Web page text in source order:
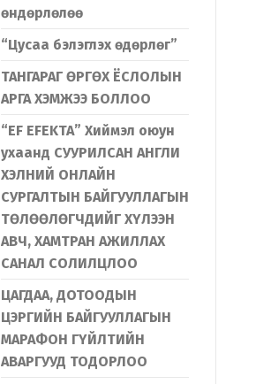
өндөрлөлөө
“Цусаа бэлэглэх өдөрлөг”
ТАНГАРАГ ӨРГӨХ ЁСЛОЛЫН
АРГА ХЭМЖЭЭ БОЛЛОО
“EF EFEKTA” Хиймэл оюун
ухаанд СУУРИЛСАН АНГЛИ
ХЭЛНИЙ ОНЛАЙН
СУРГАЛТЫН БАЙГУУЛЛАГЫН
ТӨЛӨӨЛӨГЧДИЙГ ХҮЛЭЭН
АВЧ, ХАМТРАН АЖИЛЛАХ
САНАЛ СОЛИЛЦЛОО
ЦАГДАА, ДОТООДЫН
ЦЭРГИЙН БАЙГУУЛЛАГЫН
МАРАФОН ГҮЙЛТИЙН
АВАРГУУД ТОДОРЛОО